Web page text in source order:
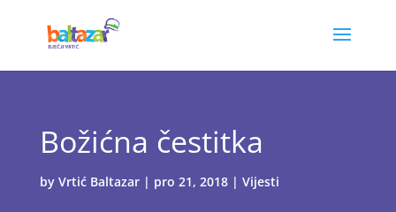
Božićna čestitka
by Vrtić Baltazar| pro 21, 2018| Vijesti